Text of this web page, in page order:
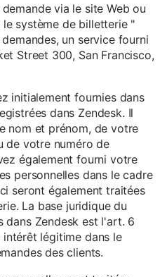
via le site Web ou
système de billetterie "
un service fourni
Street 300, San Francisco,
initialement fournies dans
dans Zendesk. Il
nom et prénom, de votre
de votre numéro de
également fourni votre
personnelles dans le cadre
seront également traitées
La base juridique du
dans Zendesk est l'art. 6
intérêt légitime dans le
des clients.